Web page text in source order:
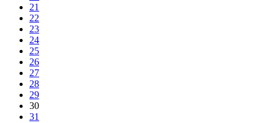
21
22
23
24
25
26
27
28
29
30
31